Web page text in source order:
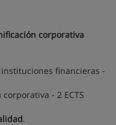
corporativa
financieras -
- 2 ECTS
.